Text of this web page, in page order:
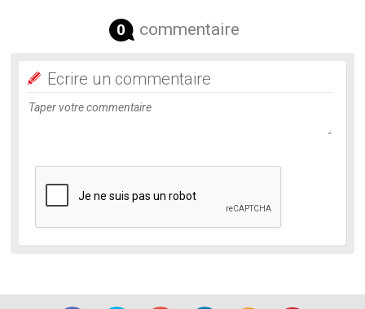
0 commentaire
Ecrire un commentaire